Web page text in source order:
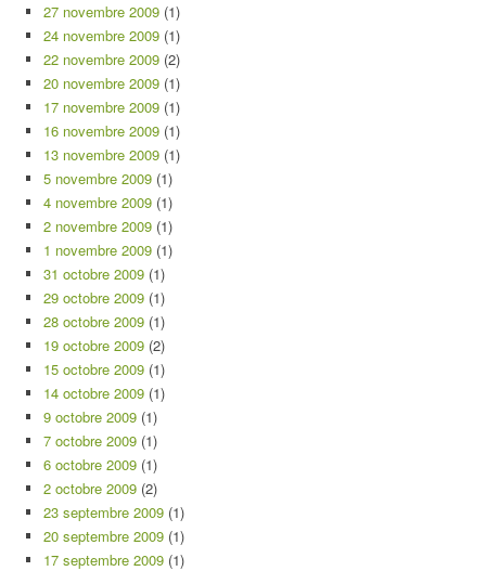
27 novembre 2009 (1)
24 novembre 2009 (1)
22 novembre 2009 (2)
20 novembre 2009 (1)
17 novembre 2009 (1)
16 novembre 2009 (1)
13 novembre 2009 (1)
5 novembre 2009 (1)
4 novembre 2009 (1)
2 novembre 2009 (1)
1 novembre 2009 (1)
31 octobre 2009 (1)
29 octobre 2009 (1)
28 octobre 2009 (1)
19 octobre 2009 (2)
15 octobre 2009 (1)
14 octobre 2009 (1)
9 octobre 2009 (1)
7 octobre 2009 (1)
6 octobre 2009 (1)
2 octobre 2009 (2)
23 septembre 2009 (1)
20 septembre 2009 (1)
17 septembre 2009 (1)